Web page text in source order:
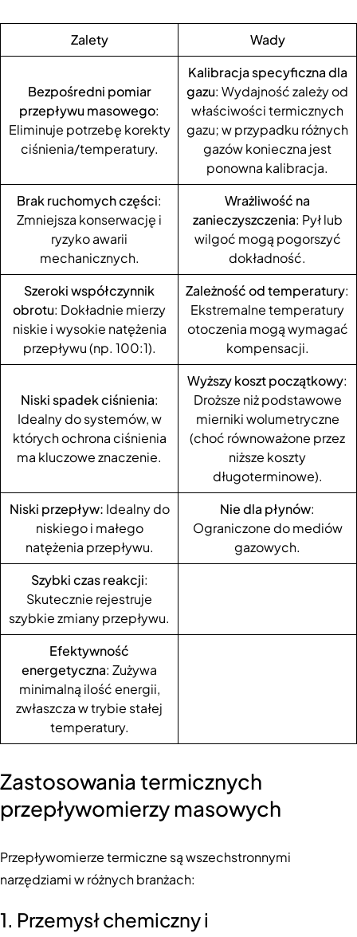
Zalety Wady
Bezpośredni pomiar
przepływu masowego:
Eliminuje potrzebę korekty
ciśnienia/temperatury.
Kalibracja specyficzna dla
gazu: Wydajność zależy od
właściwości termicznych
gazu; w przypadku różnych
gazów konieczna jest
ponowna kalibracja.
Brak ruchomych części:
Zmniejsza konserwację i
ryzyko awarii
mechanicznych.
Wrażliwość na
zanieczyszczenia: Pył lub
wilgoć mogą pogorszyć
dokładność.
Szeroki współczynnik
obrotu: Dokładnie mierzy
niskie i wysokie natężenia
przepływu (np. 100:1).
Zależność od temperatury:
Ekstremalne temperatury
otoczenia mogą wymagać
kompensacji.
Niski spadek ciśnienia:
Idealny do systemów, w
których ochrona ciśnienia
ma kluczowe znaczenie.
Wyższy koszt początkowy:
Droższe niż podstawowe
mierniki wolumetryczne
(choć równoważone przez
niższe koszty
długoterminowe).
Niski przepływ: Idealny do
niskiego i małego
natężenia przepływu.
Nie dla płynów:
Ograniczone do mediów
gazowych.
Szybki czas reakcji:
Skutecznie rejestruje
szybkie zmiany przepływu.
Efektywność
energetyczna: Zużywa
minimalną ilość energii,
zwłaszcza w trybie stałej
temperatury.
Zastosowania termicznych
przepływomierzy masowych
Przepływomierze termiczne są wszechstronnymi
narzędziami w różnych branżach:
1. Przemysł chemiczny i